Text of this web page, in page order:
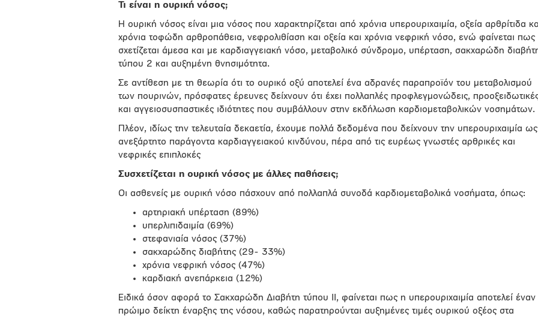
Τι είναι η ουρική νόσος;
Η ουρική νόσος είναι μια νόσος που χαρακτηρίζεται από χρόνια υπερουριχαιμία, οξεία αρθρίτιδα
χρόνια τοφώδη αρθροπάθεια, νεφρολιθίαση και οξεία και χρόνια νεφρική νόσο, ενώ φαίνεται πως
σχετίζεται άμεσα και με καρδιαγγειακή νόσο, μεταβολικό σύνδρομο, υπέρταση, σακχαρώδη
τύπου 2 και αυξημένη θνησιμότητα.
Σε αντίθεση με τη θεωρία ότι το ουρικό οξύ αποτελεί ένα αδρανές παραπροϊόν του μεταβολισμού
των πουρινών, πρόσφατες έρευνες δείχνουν ότι έχει πολλαπλές προφλεγμονώδεις,
και αγγειοσυσπαστικές ιδιότητες που συμβάλλουν στην εκδήλωση καρδιομεταβολικών νοσημάτων.
Πλέον, ιδίως την τελευταία δεκαετία, έχουμε πολλά δεδομένα που δείχνουν την υπερουριχαιμία ως
ανεξάρτητο παράγοντα καρδιαγγειακού κινδύνου, πέρα από τις ευρέως γνωστές αρθρικές και
νεφρικές επιπλοκές
Συσχετίζεται η ουρική νόσος με άλλες παθήσεις;
Οι ασθενείς με ουρική νόσο πάσχουν από πολλαπλά συνοδά καρδιομεταβολικά νοσήματα, όπως:
αρτηριακή υπέρταση (89%)
υπερλιπιδαιμία (69%)
στεφανιαία νόσος (37%)
σακχαρώδης διαβήτης (29- 33%)
χρόνια νεφρική νόσος (47%)
καρδιακή ανεπάρκεια (12%)
Ειδικά όσον αφορά το Σακχαρώδη Διαβήτη τύπου ΙΙ, φαίνεται πως η υπερουριχαιμία αποτελεί έναν
πρώιμο δείκτη έναρξης της νόσου, καθώς παρατηρούνται αυξημένες τιμές ουρικού οξέος στα